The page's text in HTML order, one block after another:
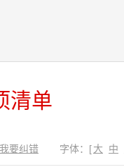
清单
我要纠错 字体： [大 中